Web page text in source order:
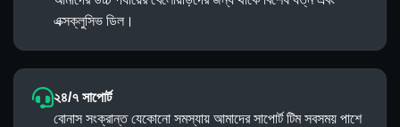
এক্সক্লুসিভ ডিল।
২৪/৭ সাপোর্ট
বোনাস সংক্রান্ত যেকোনো সমস্যায় আমাদের সাপোর্ট টিম সবসময় পাশে